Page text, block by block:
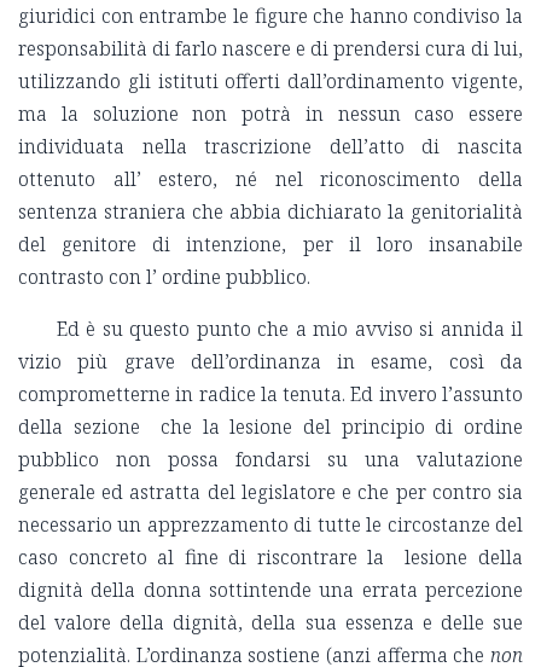
giuridici con entrambe le figure che hanno condiviso la
responsabilità di farlo nascere e di prendersi cura di lui,
utilizzando gli istituti offerti dall’ordinamento vigente,
ma la soluzione non potrà in nessun caso essere
individuata nella trascrizione dell’atto di nascita
ottenuto all’ estero, né nel riconoscimento della
sentenza straniera che abbia dichiarato la genitorialità
del genitore di intenzione, per il loro insanabile
contrasto con l’ ordine pubblico.
Ed è su questo punto che a mio avviso si annida il
vizio più grave dell’ordinanza in esame, così da
comprometterne in radice la tenuta. Ed invero l’assunto
della sezione che la lesione del principio di ordine
pubblico non possa fondarsi su una valutazione
generale ed astratta del legislatore e che per contro sia
necessario un apprezzamento di tutte le circostanze del
caso concreto al fine di riscontrare la lesione della
dignità della donna sottintende una errata percezione
del valore della dignità, della sua essenza e delle sue
potenzialità. L’ordinanza sostiene (anzi afferma che non